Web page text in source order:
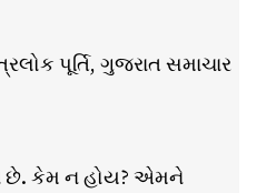
પૂર્તિ, ગુજરાત સમાચાર
છે. કેમ ન હોય? એમને